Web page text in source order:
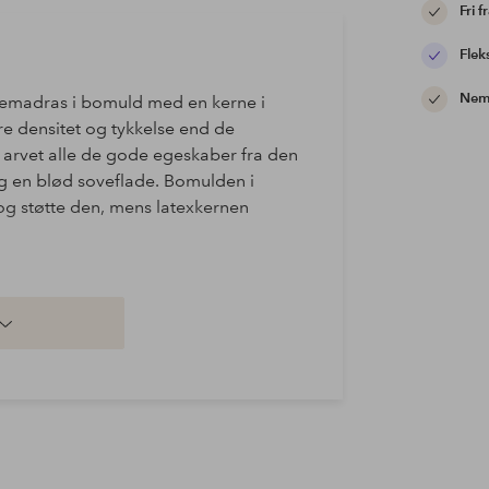
Fri
i bomuld med en kerne i
densitet og tykkelse end de
alle de gode egeskaber fra den
blød soveflade. Bomulden i
støtte den, mens latexkernen